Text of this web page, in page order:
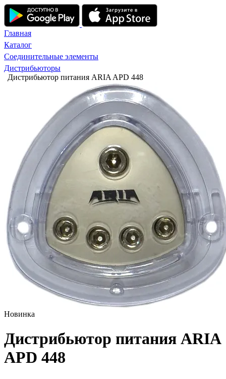
Главная
Каталог
Соединительные элементы
Дистрибьюторы
Дистрибьютор питания ARIA APD 448
Новинка
Дистрибьютор питания ARIA
APD 448